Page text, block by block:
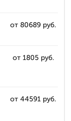
от 80689 руб.
от 1805 руб.
от 44591 руб.